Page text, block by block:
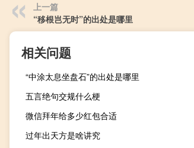
上一篇
“移根岂无时”的出处是哪里
相关问题
“中涂太息坐盘石”的出处是哪里
五言绝句交规什么梗
微信拜年给多少红包合适
过年出天方是啥讲究